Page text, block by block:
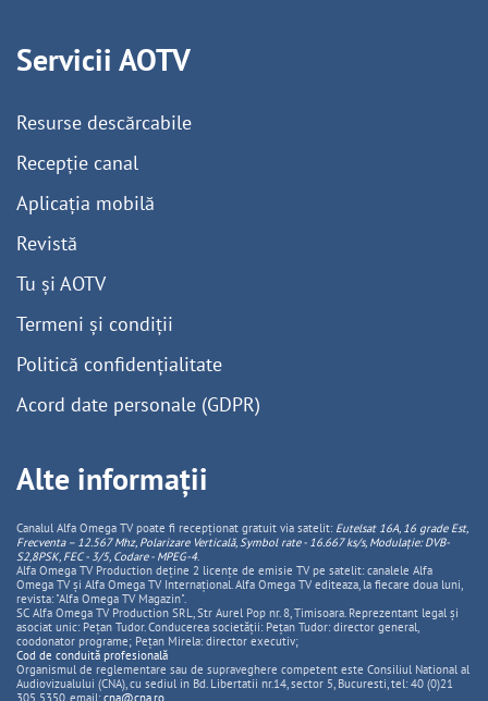
Servicii AOTV
Resurse descărcabile
Recepție canal
Aplicația mobilă
Revistă
Tu și AOTV
Termeni și condiții
Politică confidențialitate
Acord date personale (GDPR)
Alte informații
Canalul Alfa Omega TV poate fi recepționat gratuit via satelit: Eutelsat 16A, 16 grade Est,
Frecventa – 12.567 Mhz, PolarizareVerticală, Symbol rate - 16.667 ks/s, Modulație: DVB-
S2,8PSK, FEC - 3/5, Codare - MPEG-4.
Alfa Omega TV Production deține 2 licențe de emisie TV pe satelit: canalele Alfa
Omega TV și Alfa Omega TV Internațional. Alfa Omega TV editeaza, la fiecare doua luni,
revista: "Alfa Omega TV Magazin".
SC Alfa Omega TV Production SRL, Str Aurel Pop nr. 8, Timisoara. Reprezentant legal și
asociat unic: Pețan Tudor. Conducerea societății: Pețan Tudor: director general,
coodonator programe; Pețan Mirela: director executiv;
Cod de conduită profesională
Organismul de reglementare sau de supraveghere competent este Consiliul National al
Audiovizualului (CNA), cu sediul in Bd. Libertatii nr.14, sector 5, Bucuresti, tel: 40 (0)21
305 5350, email: cna@cna.ro